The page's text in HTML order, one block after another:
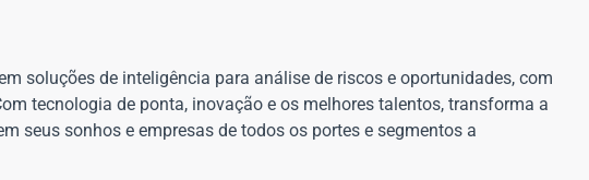
soluções de inteligência para análise de riscos e oportunidades, com
tecnologia de ponta, inovação e os melhores talentos, transforma a
seus sonhos e empresas de todos os portes e segmentos a